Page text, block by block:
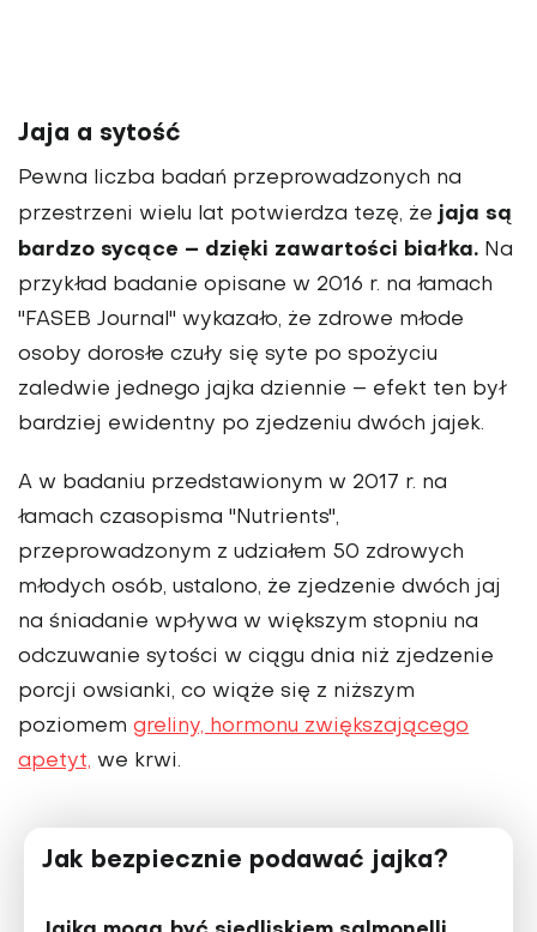
Jaja a sytość
Pewna liczba badań przeprowadzonych na
przestrzeni wielu lat potwierdza tezę, że jaja są
bardzo sycące – dzięki zawartości białka. Na
przykład badanie opisane w 2016 r. na łamach
"FASEB Journal" wykazało, że zdrowe młode
osoby dorosłe czuły się syte po spożyciu
zaledwie jednego jajka dziennie – efekt ten był
bardziej ewidentny po zjedzeniu dwóch jajek.
A w badaniu przedstawionym w 2017 r. na
łamach czasopisma "Nutrients",
przeprowadzonym z udziałem 50 zdrowych
młodych osób, ustalono, że zjedzenie dwóch jaj
na śniadanie wpływa w większym stopniu na
odczuwanie sytości w ciągu dnia niż zjedzenie
porcji owsianki, co wiąże się z niższym
poziomem greliny, hormonu zwiększającego
apetyt, we krwi.
Jak bezpiecznie podawać jajka?